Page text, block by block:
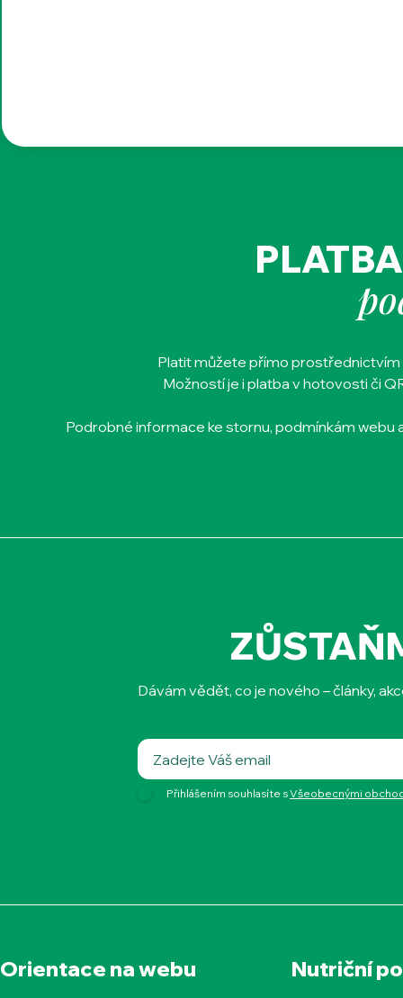
Platit můžete přímo
Možností je i platba v hotovosti či
Podrobné informace ke stornu, podmínkám
Dávám vědět, co je nového – články,
Přihlášením souhlasíte sVšeobecnými
Orientace na webu Nutriční